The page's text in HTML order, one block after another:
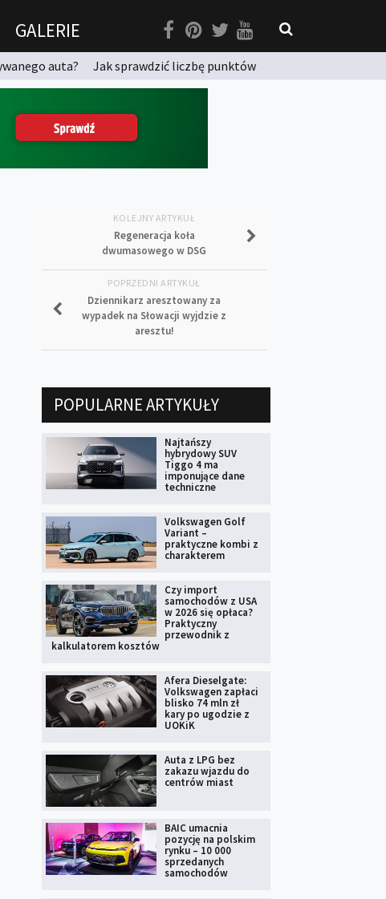
GALERIE
auta?
Jak sprawdzić liczbę punktów
KOLEJNY ARTYKUŁ
Regeneracja koła
dwumasowego w DSG
POPRZEDNI ARTYKUŁ
Dziennikarz aresztowany za
wypadek na Słowacji wyjdzie z
aresztu!
POPULARNE ARTYKUŁY
Najtańszy
hybrydowy SUV
Tiggo 4 ma
imponujące dane
techniczne
Volkswagen Golf
Variant –
praktyczne kombi z
charakterem
Czy import
samochodów z USA
w 2026 się opłaca?
Praktyczny
przewodnik z
kalkulatorem kosztów
Afera Dieselgate:
Volkswagen zapłaci
blisko 74 mln zł
kary po ugodzie z
UOKiK
Auta z LPG bez
zakazu wjazdu do
centrów miast
BAIC umacnia
pozycję na polskim
rynku – 10 000
sprzedanych
samochodów